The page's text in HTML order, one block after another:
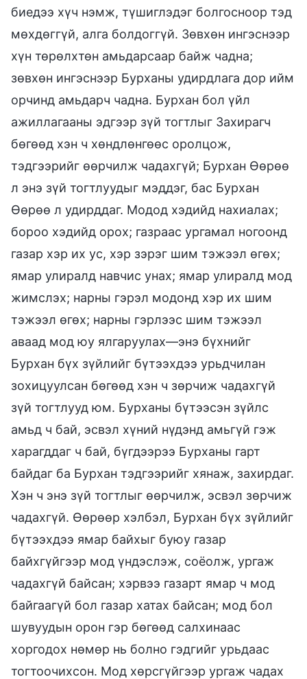
биедээ хүч нэмж, түшиглэдэг болгосноор тэд
мөхдөггүй, алга болдоггүй. Зөвхөн ингэснээр
хүн төрөлхтөн амьдарсаар байж чадна;
зөвхөн ингэснээр Бурханы удирдлага дор ийм
орчинд амьдарч чадна. Бурхан бол үйл
ажиллагааны эдгээр зүй тогтлыг Захирагч
бөгөөд хэн ч хөндлөнгөөс оролцож,
тэдгээрийг өөрчилж чадахгүй; Бурхан Өөрөө
л энэ зүй тогтлуудыг мэддэг, бас Бурхан
Өөрөө л удирддаг. Модод хэдийд нахиалах;
бороо хэдийд орох; газраас ургамал ногоонд
газар хэр их ус, хэр зэрэг шим тэжээл өгөх;
ямар улиралд навчис унах; ямар улиралд мод
жимслэх; нарны гэрэл модонд хэр их шим
тэжээл өгөх; нарны гэрлээс шим тэжээл
аваад мод юу ялгаруулах—энэ бүхнийг
Бурхан бүх зүйлийг бүтээхдээ урьдчилан
зохицуулсан бөгөөд хэн ч зөрчиж чадахгүй
зүй тогтлууд юм. Бурханы бүтээсэн зүйлс
амьд ч бай, эсвэл хүний нүдэнд амьгүй гэж
харагддаг ч бай, бүгдээрээ Бурханы гарт
байдаг ба Бурхан тэдгээрийг хянаж, захирдаг.
Хэн ч энэ зүй тогтлыг өөрчилж, эсвэл зөрчиж
чадахгүй. Өөрөөр хэлбэл, Бурхан бүх зүйлийг
бүтээхдээ ямар байхыг буюу газар
байхгүйгээр мод үндэслэж, соёолж, ургаж
чадахгүй байсан; хэрвээ газарт ямар ч мод
байгаагүй бол газар хатах байсан; мод бол
шувуудын орон гэр бөгөөд салхинаас
хоргодох нөмөр нь болно гэдгийг урьдаас
тогтоочихсон. Мод хөрсгүйгээр ургаж чадах